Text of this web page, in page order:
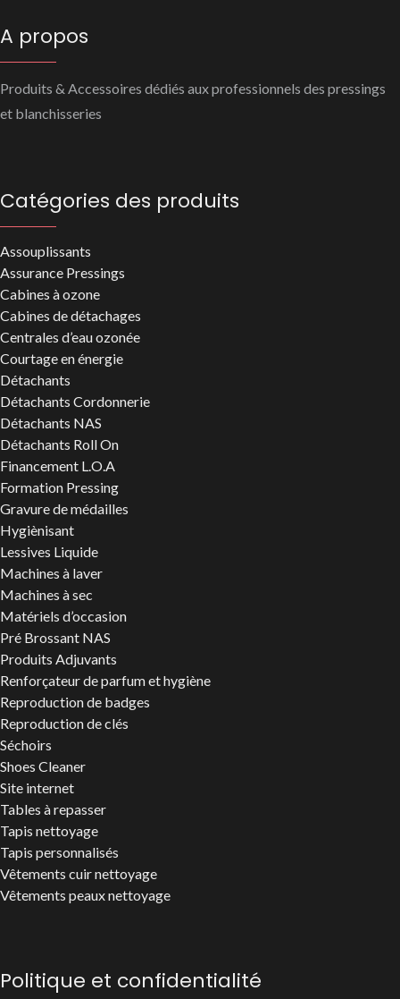
A propos
Produits & Accessoires dédiés aux professionnels des pressings
et blanchisseries
Catégories des produits
Assouplissants
Assurance Pressings
Cabines à ozone
Cabines de détachages
Centrales d’eau ozonée
Courtage en énergie
Détachants
Détachants Cordonnerie
Détachants NAS
Détachants Roll On
Financement L.O.A
Formation Pressing
Gravure de médailles
Hygiènisant
Lessives Liquide
Machines à laver
Machines à sec
Matériels d’occasion
Pré Brossant NAS
Produits Adjuvants
Renforçateur de parfum et hygiène
Reproduction de badges
Reproduction de clés
Séchoirs
Shoes Cleaner
Site internet
Tables à repasser
Tapis nettoyage
Tapis personnalisés
Vêtements cuir nettoyage
Vêtements peaux nettoyage
Politique et confidentialité